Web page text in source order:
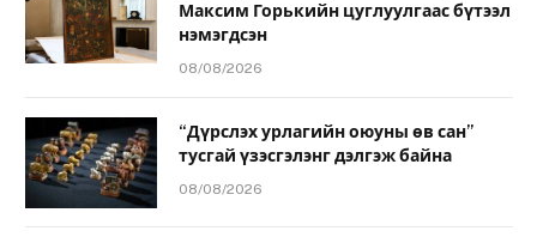
Максим Горькийн цуглуулгаас бүтээл
нэмэгдсэн
08/08/2026
“Дүрслэх урлагийн оюуны өв сан”
тусгай үзэсгэлэнг дэлгэж байна
08/08/2026